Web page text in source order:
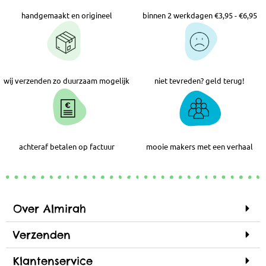
handgemaakt en origineel binnen 2 werkdagen €3,95 - €6,95
wij verzenden zo duurzaam mogelijk niet tevreden? geld terug!
achteraf betalen op factuur mooie makers met een verhaal
Over Almirah
Verzenden
Klantenservice